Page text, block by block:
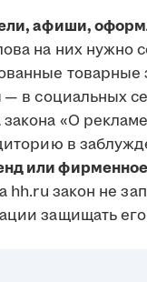
афиши,
на них нужно
товарные
— в социальных
«О
в
или
hh.ru закон не
защищать